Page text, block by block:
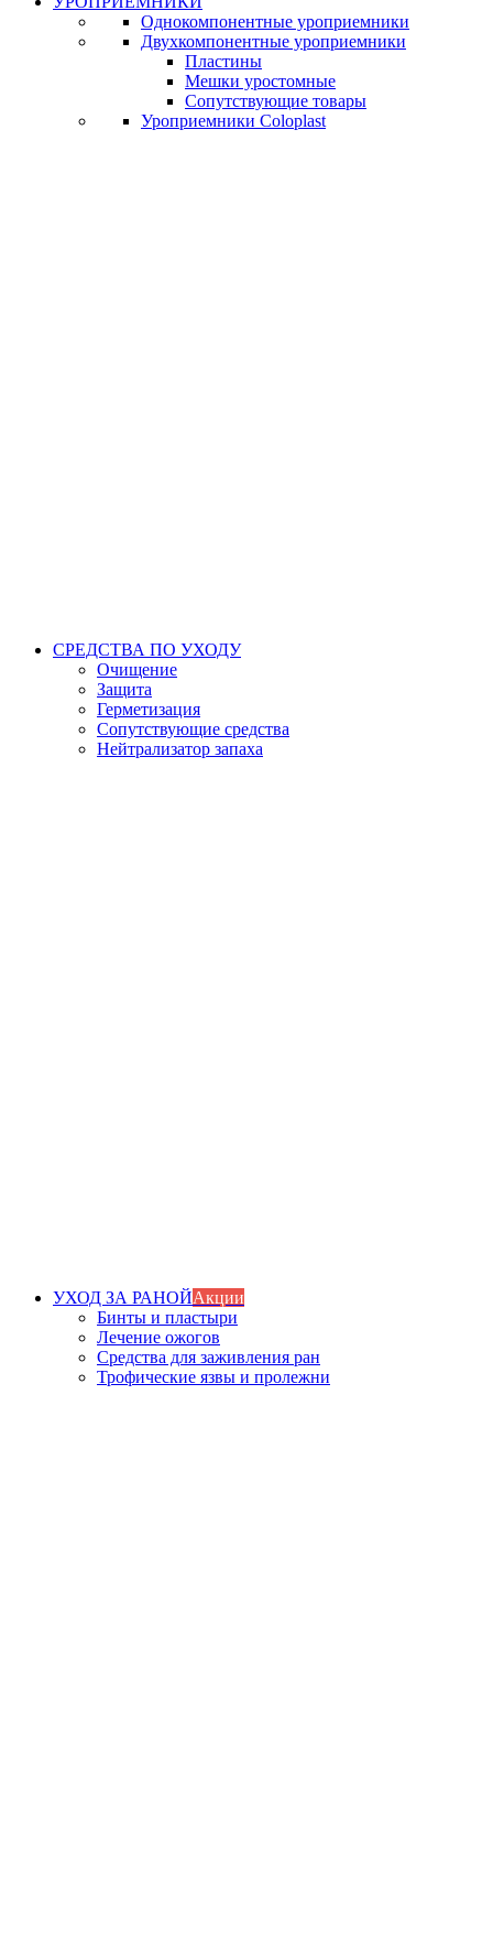
Однокомпонентные уроприемники
Двухкомпонентные уроприемники
Пластины
Мешки уростомные
Сопутствующие товары
Уроприемники Coloplast
СРЕДСТВА ПО УХОДУ
Очищение
Защита
Герметизация
Сопутствующие средства
Нейтрализатор запаха
УХОД ЗА РАНОЙАкции
Бинты и пластыри
Лечение ожогов
Средства для заживления ран
Трофические язвы и пролежни